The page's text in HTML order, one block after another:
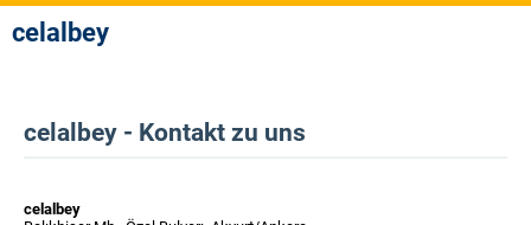
celalbey
celalbey - Kontakt zu uns
celalbey